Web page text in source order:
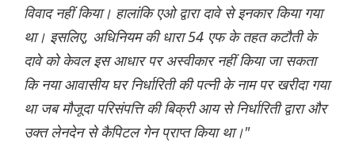
विवाद नहीं किया। हालांकि एओ द्वारा दावे से इनकार किया गया
था। इसलिए, अधिनियम की धारा 54 एफ के तहत कटौती के
दावे को केवल इस आधार पर अस्वीकार नहीं किया जा सकता
कि नया आवासीय घर निर्धारिती की पत्नी के नाम पर खरीदा गया
था जब मौजूदा परिसंपत्ति की बिक्री आय से निर्धारिती द्वारा और
उक्त लेनदेन से कैपिटल गेन प्राप्त किया था।"